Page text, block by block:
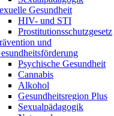
Gesundheit
HIV- und STI
Prostitutionsschutzgesetz
und
Psychische Gesundheit
Cannabis
Alkohol
Gesundheitsregion Plus
Sexualpädagogik